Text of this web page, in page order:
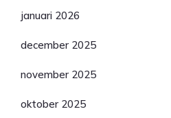
januari 2026
december 2025
november 2025
oktober 2025